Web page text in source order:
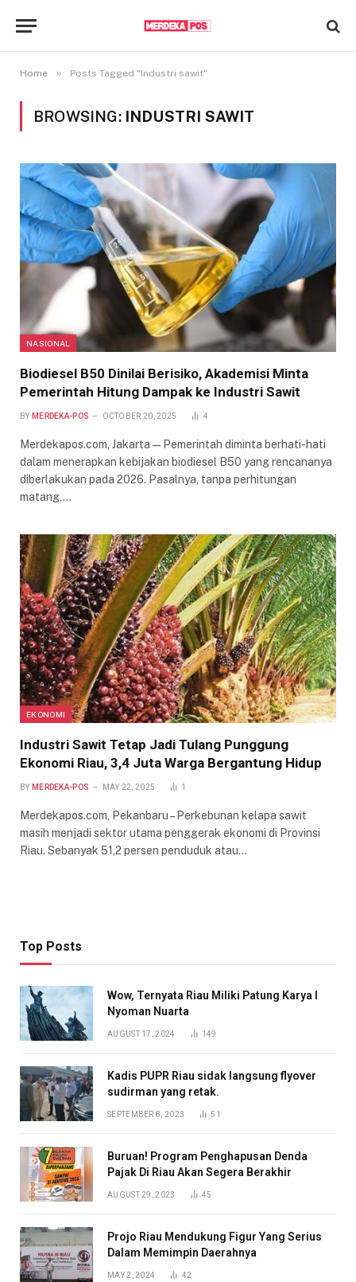
Home » Posts Tagged "Industri sawit"
BROWSING: INDUSTRI SAWIT
NASIONAL
Biodiesel B50 Dinilai Berisiko, Akademisi Minta
Pemerintah Hitung Dampak ke Industri Sawit
BY MERDEKA-POS OCTOBER 20, 2025 4
Merdekapos.com, Jakarta — Pemerintah diminta berhati-hati
dalam menerapkan kebijakan biodiesel B50 yang rencananya
diberlakukan pada 2026. Pasalnya, tanpa perhitungan
matang,…
EKONOMI
Industri Sawit Tetap Jadi Tulang Punggung
Ekonomi Riau, 3,4 Juta Warga Bergantung Hidup
BY MERDEKA-POS MAY 22, 2025 1
Merdekapos.com, Pekanbaru – Perkebunan kelapa sawit
masih menjadi sektor utama penggerak ekonomi di Provinsi
Riau. Sebanyak 51,2 persen penduduk atau…
Top Posts
Wow, Ternyata Riau Miliki Patung Karya I
Nyoman Nuarta
AUGUST 17, 2024 149
Kadis PUPR Riau sidak langsung flyover
sudirman yang retak.
SEPTEMBER 8, 2023 51
Buruan! Program Penghapusan Denda
Pajak Di Riau Akan Segera Berakhir
AUGUST 29, 2023 45
Projo Riau Mendukung Figur Yang Serius
Dalam Memimpin Daerahnya
MAY 2, 2024 42